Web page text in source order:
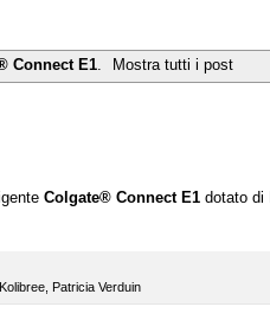
Connect E1. Mostra tutti i post
Colgate® Connect E1 dotato di
Kolibree Patricia Verduin